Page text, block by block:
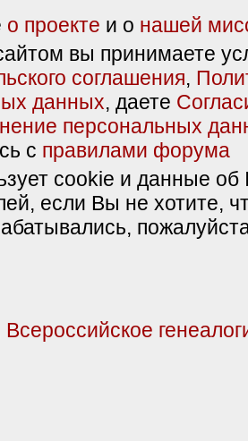
о проекте и о нашей
вы принимаете
соглашения,
данных, даете
персональных
с правилами форума
cookie и данные об
если Вы не хотите,
Всероссийское